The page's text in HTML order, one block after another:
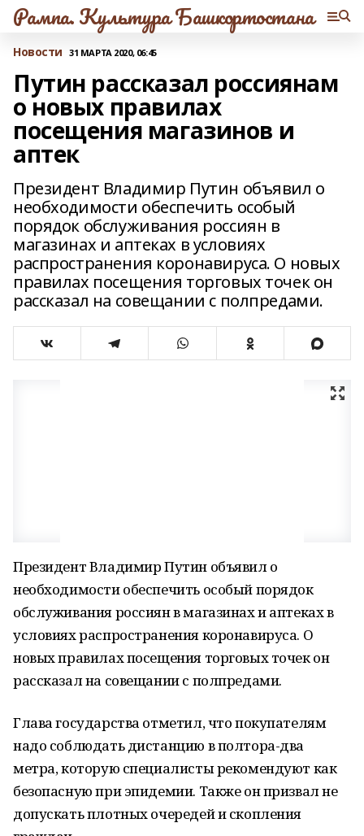
Рампа. Культура Башкортостана
Новости 31 МАРТА 2020, 06:45
Путин рассказал россиянам
о новых правилах
посещения магазинов и
аптек
Президент Владимир Путин объявил о
необходимости обеспечить особый
порядок обслуживания россиян в
магазинах и аптеках в условиях
распространения коронавируса. О новых
правилах посещения торговых точек он
рассказал на совещании с полпредами.
Президент Владимир Путин объявил о
необходимости обеспечить особый порядок
обслуживания россиян в магазинах и аптеках в
условиях распространения коронавируса. О
новых правилах посещения торговых точек он
рассказал на совещании с полпредами.
Глава государства отметил, что покупателям
надо соблюдать дистанцию в полтора-два
метра, которую специалисты рекомендуют как
безопасную при эпидемии. Также он призвал не
допускать плотных очередей и скопления